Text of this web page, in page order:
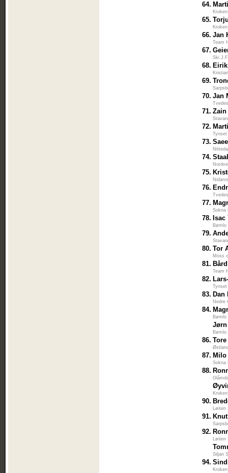
64.
65.
66. Jan
Team
67.
Ski
68.
69.
70. Jan
71. Zain
72.
73.
74.
75.
76.
77.
Sokna
78.
Bømlo
79.
80. Tor
Moss
81.
Team
82.
83. Dan
Nedre
84.
Bømlo
Bømlo
86.
87. Milo
Sokna
88.
90.
Løiten
91.
92.
Løiten
Siljan
94.